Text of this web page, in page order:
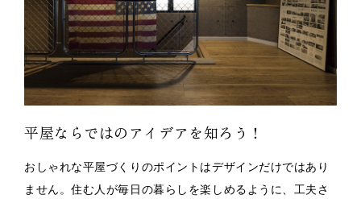
平屋ならではのアイデアを知ろう！
おしゃれな平屋づくりのポイントはデザインだけではあり
ません。住む人が毎日の暮らしを楽しめるように、工夫さ